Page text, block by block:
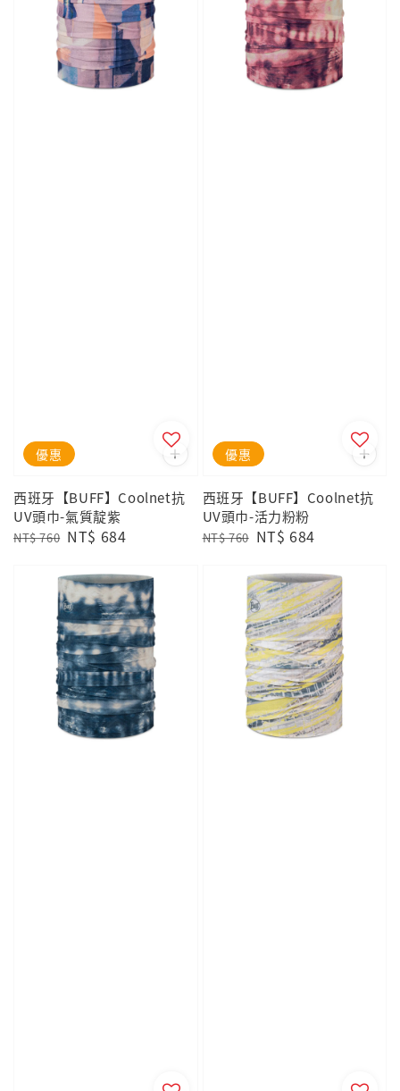
優惠
西班牙【BUFF】Coolnet抗
UV頭巾-氣質靛紫
Regular
NT$ 760 Sale
NT$ 684
優惠
西班牙【BUFF】Coolnet抗
UV頭巾-活力粉粉
Regular
NT$ 760 Sale
NT$ 684